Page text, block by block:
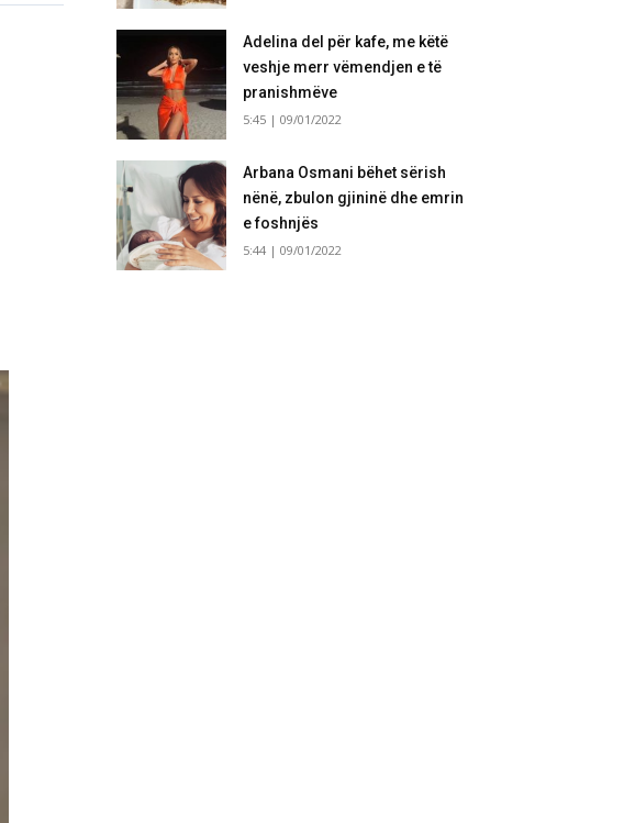
Adelina del për kafe, me këtë
veshje merr vëmendjen e të
pranishmëve
5:45 | 09/01/2022
Arbana Osmani bëhet sërish
nënë, zbulon gjininë dhe emrin
e foshnjës
5:44 | 09/01/2022